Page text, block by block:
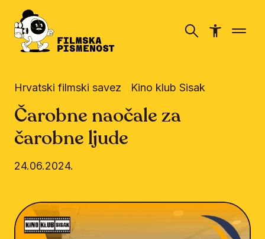
Hrvatski filmski savez Kino klub Sisak
Čarobne naočale za
čarobne ljude
24.06.2024.